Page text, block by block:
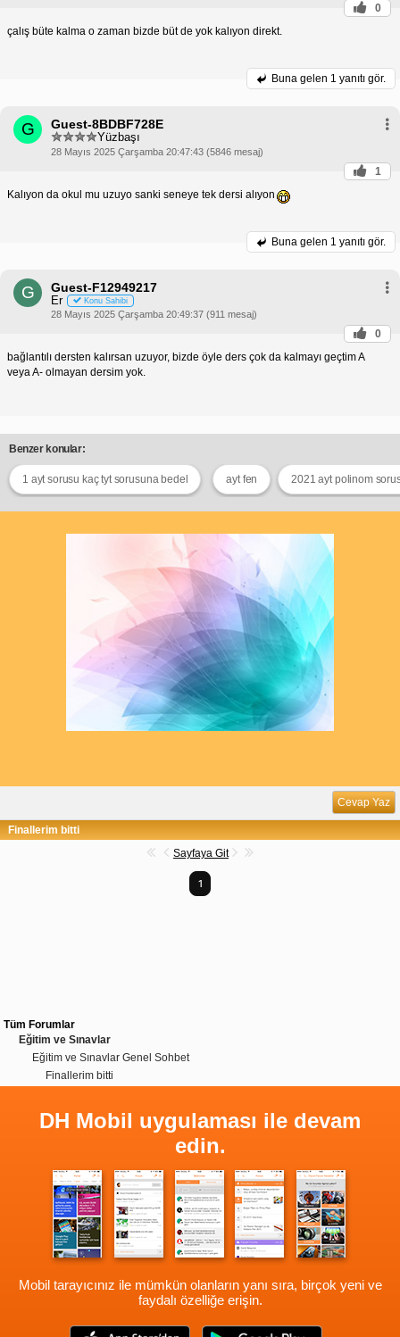
0
çalış büte kalma o zaman bizde büt de yok kalıyon direkt.
Buna gelen 1 yanıtı gör.
G Guest-8BDBF728E
Yüzbaşı
28 Mayıs 2025 Çarşamba 20:47:43 (5846 mesaj)
1
Kalıyon da okul mu uzuyo sanki seneye tek dersi alıyon
Buna gelen 1 yanıtı gör.
G Guest-F12949217
Er Konu Sahibi
28 Mayıs 2025 Çarşamba 20:49:37 (911 mesaj)
0
bağlantılı dersten kalırsan uzuyor, bizde öyle ders çok da kalmayı geçtim A
veya A- olmayan dersim yok.
Benzer konular:
1 ayt sorusu kaç tyt sorusuna bedel ayt fen 2021 ayt polinom
Cevap Yaz
Finallerim bitti
Sayfaya Git
1
Tüm Forumlar
Eğitim ve Sınavlar
Eğitim ve Sınavlar Genel Sohbet
Finallerim bitti
DH Mobil uygulaması ile devam
edin.
Mobil tarayıcınız ile mümkün olanların yanı sıra, birçok yeni ve
faydalı özelliğe erişin.